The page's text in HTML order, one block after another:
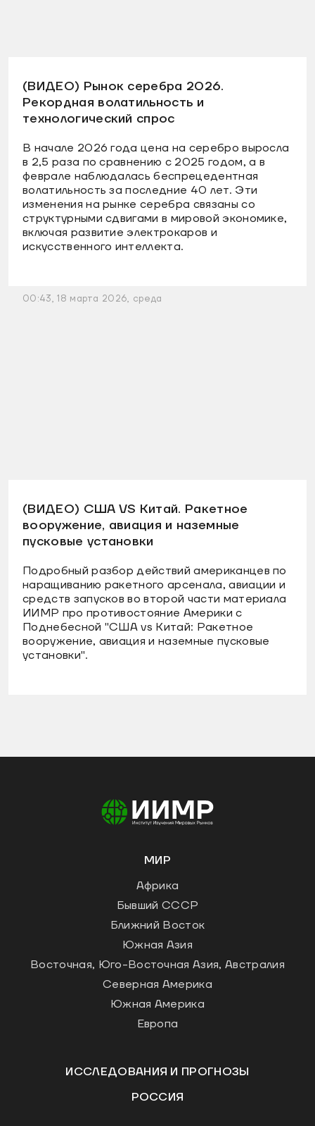
(ВИДЕО) Рынок серебра 2026.
Рекордная волатильность и
технологический спрос
В начале 2026 года цена на серебро выросла
в 2,5 раза по сравнению с 2025 годом, а в
феврале наблюдалась беспрецедентная
волатильность за последние 40 лет. Эти
изменения на рынке серебра связаны со
структурными сдвигами в мировой экономике,
включая развитие электрокаров и
искусственного интеллекта.
00:43, 18 марта 2026, среда
(ВИДЕО) США VS Китай. Ракетное
вооружение, авиация и наземные
пусковые установки
Подробный разбор действий американцев по
наращиванию ракетного арсенала, авиации и
средств запусков во второй части материала
ИИМР про противостояние Америки с
Поднебесной "США vs Китай: Ракетное
вооружение, авиация и наземные пусковые
установки".
МИР
Африка
Бывший СССР
Ближний Восток
Южная Азия
Восточная, Юго-Восточная Азия, Австралия
Северная Америка
Южная Америка
Европа
ИССЛЕДОВАНИЯ И ПРОГНОЗЫ
РОССИЯ